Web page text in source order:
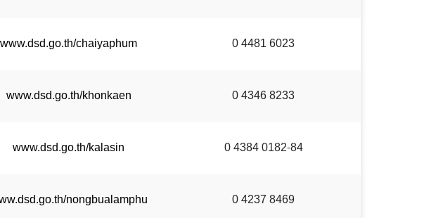
www.dsd.go.th/chaiyaphum 0 4481 6023
www.dsd.go.th/khonkaen 0 4346 8233
www.dsd.go.th/kalasin 0 4384 0182-84
nongbualamphu 0 4237 8469